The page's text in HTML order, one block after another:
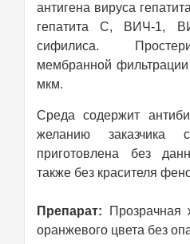
антигена вируса
гепатита С, ВИЧ-1,
сифилиса.
мембранной
мкм.
Cреда содержит
желанию заказчика
приготовлена без
также без красителя
Препарат:
Прозрачная
оранжевого цвета без